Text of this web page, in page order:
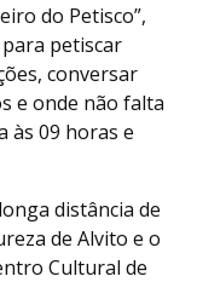
do Petisco”,
petiscar
conversar
e onde não falta
às 09 horas e
distância de
de Alvito e o
Cultural de